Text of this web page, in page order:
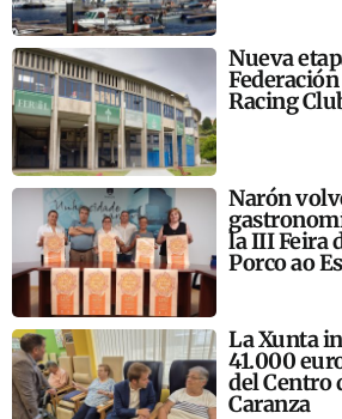
Nueva
Racing
Narón
la III Feira
Porco ao
La Xunta
41.000
del Centro
Caranza